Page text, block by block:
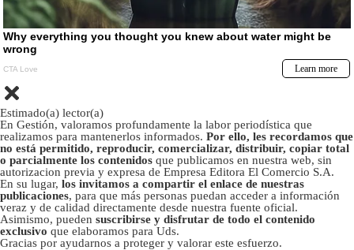
Estimado(a) lector(a)
En Gestión, valoramos profundamente la labor periodística que
realizamos para mantenerlos informados. Por ello, les recordamos que
no está permitido, reproducir, comercializar, distribuir, copiar total
o parcialmente los contenidos que publicamos en nuestra web, sin
autorizacion previa y expresa de Empresa Editora El Comercio S.A.
En su lugar, los invitamos a compartir el enlace de nuestras
publicaciones, para que más personas puedan acceder a información
veraz y de calidad directamente desde nuestra fuente oficial.
Asimismo, pueden suscribirse y disfrutar de todo el contenido
exclusivo que elaboramos para Uds.
Gracias por ayudarnos a proteger y valorar este esfuerzo.